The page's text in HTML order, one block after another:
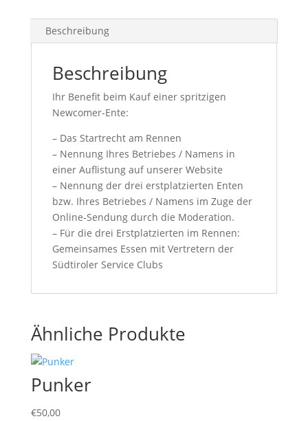
Beschreibung
Beschreibung
Ihr Benefit beim Kauf einer spritzigen
Newcomer-Ente:
– Das Startrecht am Rennen
– Nennung Ihres Betriebes / Namens in
einer Auflistung auf unserer Website
– Nennung der drei erstplatzierten Enten
bzw. Ihres Betriebes / Namens im Zuge der
Online-Sendung durch die Moderation.
– Für die drei Erstplatzierten im Rennen:
Gemeinsames Essen mit Vertretern der
Südtiroler Service Clubs
Ähnliche Produkte
Punker
€50,00